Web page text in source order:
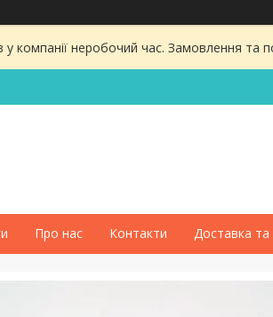
у компанії неробочий час. Замовлення та
Про нас Контакти Доставка та